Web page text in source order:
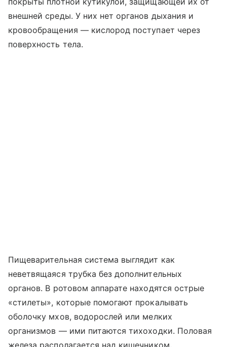
внешней среды. У них нет органов дыхания и
кровообращения — кислород поступает через
поверхность тела.
Пищеварительная система выглядит как
неветвящаяся трубка без дополнительных
органов. В ротовом аппарате находятся острые
«стилеты», которые помогают прокалывать
оболочку мхов, водорослей или мелких
организмов — ими питаются тихоходки. Половая